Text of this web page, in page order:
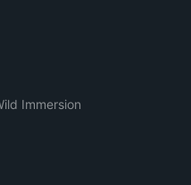
Immersion